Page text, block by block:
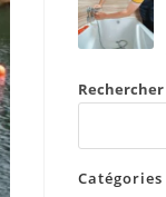
Rechercher
Catégories